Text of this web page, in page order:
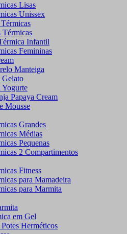
Lisas
Unissex
Térmicas
Infantil
Femininas
Manteiga
Yogurte
Papaya Cream
Mousse
Grandes
Médias
Pequenas
2 Compartimentos
Fitness
para Mamadeira
para Marmita
em Gel
Herméticos